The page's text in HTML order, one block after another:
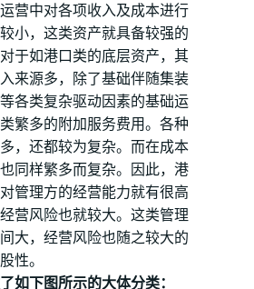
营中对各项收入及成本进行
小，这类资产就具备较强的
于如港口类的底层资产，其
来源多，除了基础伴随集装
各类复杂驱动因素的基础运
繁多的附加服务费用。各种
，还都较为复杂。而在成本
同样繁多而复杂。因此，港
管理方的经营能力就有很高
营风险也就较大。这类管理
大，经营风险也随之较大的
性。
如下图所示的大体分类：